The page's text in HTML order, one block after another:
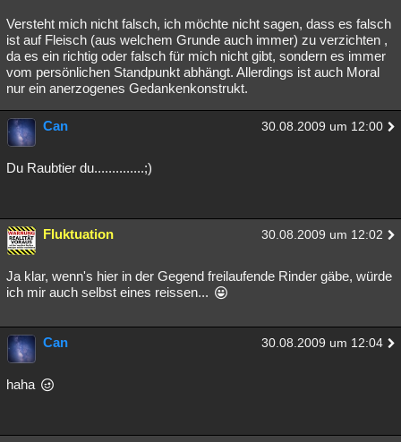
Versteht mich nicht falsch, ich möchte nicht sagen, dass es falsch
ist auf Fleisch (aus welchem Grunde auch immer) zu verzichten ,
da es ein richtig oder falsch für mich nicht gibt, sondern es immer
vom persönlichen Standpunkt abhängt. Allerdings ist auch Moral
nur ein anerzogenes Gedankenkonstrukt.
Can 30.08.2009 um 12:00
Du Raubtier du..............;)
Fluktuation 30.08.2009 um 12:02
Ja klar, wenn's hier in der Gegend freilaufende Rinder gäbe, würde
ich mir auch selbst eines reissen...
Can 30.08.2009 um 12:04
haha